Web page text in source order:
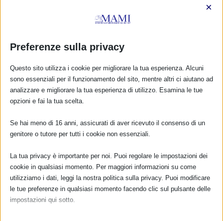
La salute femminile – l’assistenza alle donne
nelle diverse fasi della vita
18 Febbraio 2011
Non ci sono eventi
Preferenze sulla privacy
×
Questo sito utilizza i cookie per migliorare la tua esperienza. Alcuni
sono essenziali per il funzionamento del sito, mentre altri ci aiutano ad
analizzare e migliorare la tua esperienza di utilizzo. Esamina le tue
opzioni e fai la tua scelta.
Se hai meno di 16 anni, assicurati di aver ricevuto il consenso di un
genitore o tutore per tutti i cookie non essenziali.
La tua privacy è importante per noi. Puoi regolare le impostazioni dei
cookie in qualsiasi momento. Per maggiori informazioni su come
utilizziamo i dati, leggi la nostra politica sulla privacy. Puoi modificare
le tue preferenze in qualsiasi momento facendo clic sul pulsante delle
impostazioni qui sotto.